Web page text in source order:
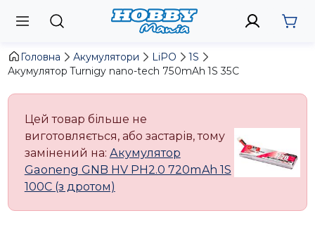
Головна Акумулятори LiPO
1S
Акумулятор Turnigy nano-tech 750mAh 1S 35C
Цей товар більше не
виготовляється, або застарів, тому
замінений на: Акумулятор
Gaoneng GNB HV PH2.0 720mAh 1S
100C (з дротом)